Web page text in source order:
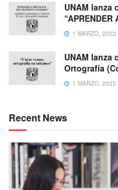
UNAM lanza
1 MARZO, 2022
UNAM lanza
Ortografía
1 MARZO, 2022
Recent News